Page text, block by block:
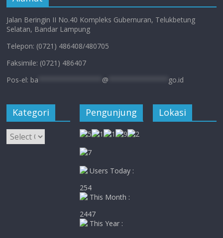
Jalan Beringin II No.40 Kompleks Gubernuran, Telukbetung
Selatan, Bandar Lampung
Telepon: (0721) 486408/480705
Faksimile: (0721) 486407
Pos-el: ba @ go.id
Kategori
Kategori
Pengunjung
Users Today :
254
This Month :
2447
This Year :
Lokasi